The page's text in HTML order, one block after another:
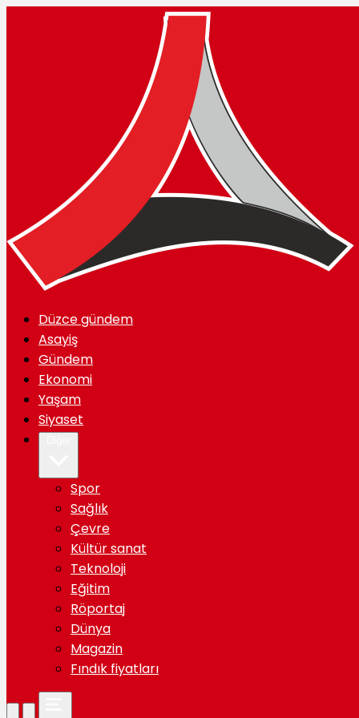
Düzce gündem
Asayiş
Gündem
Ekonomi
Yaşam
Siyaset
Spor
Sağlık
Çevre
Kültür sanat
Teknoloji
Eğitim
Röportaj
Dünya
Magazin
Fındık fiyatları